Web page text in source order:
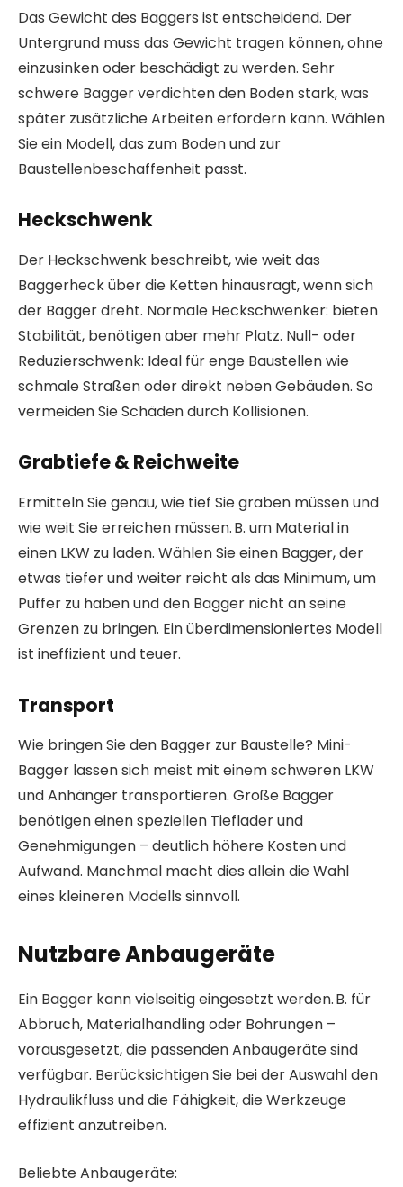
Das Gewicht des Baggers ist entscheidend. Der
Untergrund muss das Gewicht tragen können, ohne
einzusinken oder beschädigt zu werden. Sehr
schwere Bagger verdichten den Boden stark, was
später zusätzliche Arbeiten erfordern kann. Wählen
Sie ein Modell, das zum Boden und zur
Baustellenbeschaffenheit passt.
Heckschwenk
Der Heckschwenk beschreibt, wie weit das
Baggerheck über die Ketten hinausragt, wenn sich
der Bagger dreht. Normale Heckschwenker: bieten
Stabilität, benötigen aber mehr Platz. Null- oder
Reduzierschwenk: Ideal für enge Baustellen wie
schmale Straßen oder direkt neben Gebäuden. So
vermeiden Sie Schäden durch Kollisionen.
Grabtiefe & Reichweite
Ermitteln Sie genau, wie tief Sie graben müssen und
wie weit Sie erreichen müssen. B. um Material in
einen LKW zu laden. Wählen Sie einen Bagger, der
etwas tiefer und weiter reicht als das Minimum, um
Puffer zu haben und den Bagger nicht an seine
Grenzen zu bringen. Ein überdimensioniertes Modell
ist ineffizient und teuer.
Transport
Wie bringen Sie den Bagger zur Baustelle? Mini-
Bagger lassen sich meist mit einem schweren LKW
und Anhänger transportieren. Große Bagger
benötigen einen speziellen Tieflader und
Genehmigungen – deutlich höhere Kosten und
Aufwand. Manchmal macht dies allein die Wahl
eines kleineren Modells sinnvoll.
Nutzbare Anbaugeräte
Ein Bagger kann vielseitig eingesetzt werden. B. für
Abbruch, Materialhandling oder Bohrungen –
vorausgesetzt, die passenden Anbaugeräte sind
verfügbar. Berücksichtigen Sie bei der Auswahl den
Hydraulikfluss und die Fähigkeit, die Werkzeuge
effizient anzutreiben.
Beliebte Anbaugeräte: